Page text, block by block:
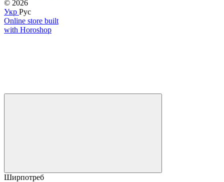
© 2026
Укр Рус
Online store built
with Horoshop
Ширпотреб